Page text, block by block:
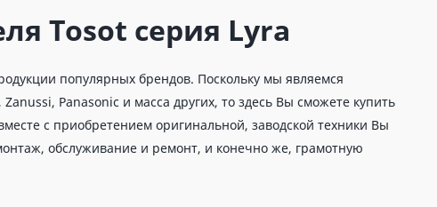
Tosot серия Lyra
популярных брендов. Поскольку мы являемся
Zanussi, Panasonic и масса других, то здесь Вы сможете купить
с приобретением оригинальной, заводской техники Вы
обслуживание и ремонт, и конечно же, грамотную